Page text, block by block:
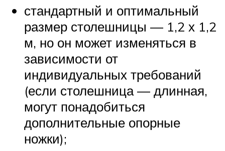
стандартный и оптимальный
размер столешницы — 1,2 х 1,2
м, но он может изменяться в
зависимости от
индивидуальных требований
(если столешница — длинная,
могут понадобиться
дополнительные опорные
ножки);